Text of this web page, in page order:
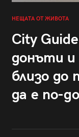
НЕЩАТА ОТ ЖИВОТА
City
донъти и
близо до
да е по-